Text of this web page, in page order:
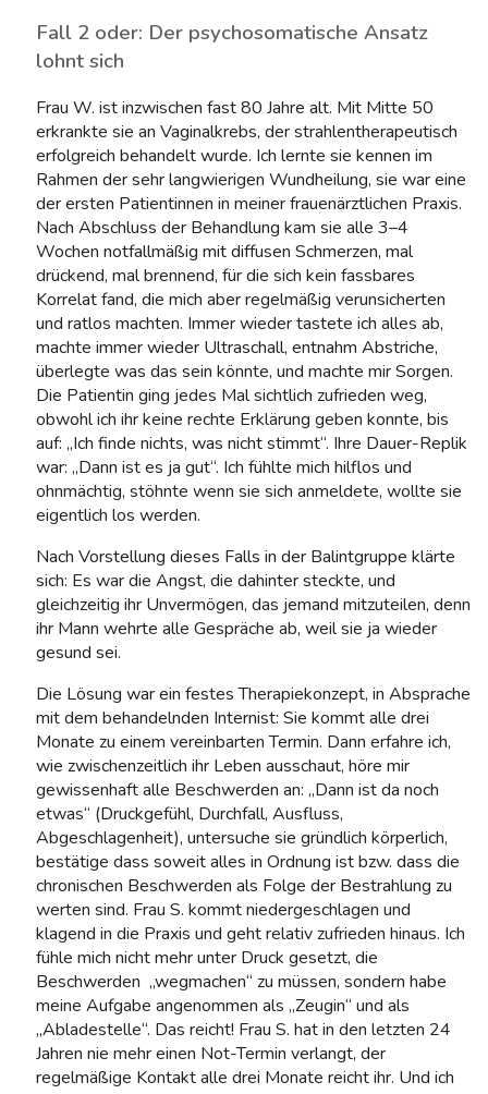
Fall 2 oder: Der psychosomatische Ansatz
lohnt sich
Frau W. ist inzwischen fast 80 Jahre alt. Mit Mitte 50
erkrankte sie an Vaginalkrebs, der strahlentherapeutisch
erfolgreich behandelt wurde. Ich lernte sie kennen im
Rahmen der sehr langwierigen Wundheilung, sie war eine
der ersten Patientinnen in meiner frauenärztlichen Praxis.
Nach Abschluss der Behandlung kam sie alle 3–4
Wochen notfallmäßig mit diffusen Schmerzen, mal
drückend, mal brennend, für die sich kein fassbares
Korrelat fand, die mich aber regelmäßig verunsicherten
und ratlos machten. Immer wieder tastete ich alles ab,
machte immer wieder Ultraschall, entnahm Abstriche,
überlegte was das sein könnte, und machte mir Sorgen.
Die Patientin ging jedes Mal sichtlich zufrieden weg,
obwohl ich ihr keine rechte Erklärung geben konnte, bis
auf: „Ich finde nichts, was nicht stimmt“. Ihre Dauer-Replik
war: „Dann ist es ja gut“. Ich fühlte mich hilflos und
ohnmächtig, stöhnte wenn sie sich anmeldete, wollte sie
eigentlich los werden.
Nach Vorstellung dieses Falls in der Balintgruppe klärte
sich: Es war die Angst, die dahinter steckte, und
gleichzeitig ihr Unvermögen, das jemand mitzuteilen, denn
ihr Mann wehrte alle Gespräche ab, weil sie ja wieder
gesund sei.
Die Lösung war ein festes Therapiekonzept, in Absprache
mit dem behandelnden Internist: Sie kommt alle drei
Monate zu einem vereinbarten Termin. Dann erfahre ich,
wie zwischenzeitlich ihr Leben ausschaut, höre mir
gewissenhaft alle Beschwerden an: „Dann ist da noch
etwas“ (Druckgefühl, Durchfall, Ausfluss,
Abgeschlagenheit), untersuche sie gründlich körperlich,
bestätige dass soweit alles in Ordnung ist bzw. dass die
chronischen Beschwerden als Folge der Bestrahlung zu
werten sind. Frau S. kommt niedergeschlagen und
klagend in die Praxis und geht relativ zufrieden hinaus. Ich
fühle mich nicht mehr unter Druck gesetzt, die
Beschwerden „wegmachen“ zu müssen, sondern habe
meine Aufgabe angenommen als „Zeugin“ und als
„Abladestelle“. Das reicht! Frau S. hat in den letzten 24
Jahren nie mehr einen Not-Termin verlangt, der
regelmäßige Kontakt alle drei Monate reicht ihr. Und ich